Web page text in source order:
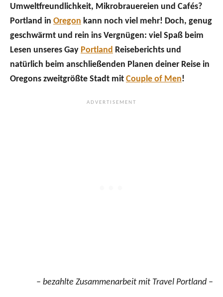
Umweltfreundlichkeit, Mikrobrauereien und Cafés?
Portland in Oregon kann noch viel mehr! Doch, genug
geschwärmt und rein ins Vergnügen: viel Spaß beim
Lesen unseres Gay Portland Reiseberichts und
natürlich beim anschließenden Planen deiner Reise in
Oregons zweitgrößte Stadt mit Couple of Men!
– bezahlte Zusammenarbeit mit Travel Portland –